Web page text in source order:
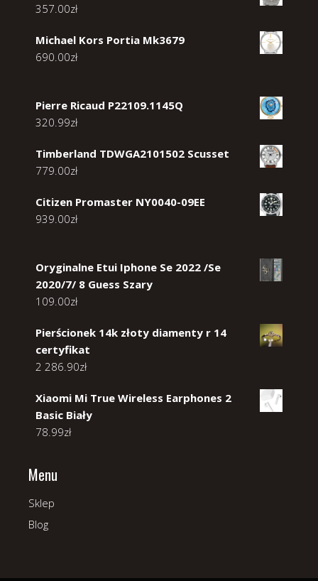
357.00zł
Michael Kors Portia Mk3679
690.00zł
Pierre Ricaud P22109.1145Q
320.99zł
Timberland TDWGA2101502 Scusset
779.00zł
Citizen Promaster NY0040-09EE
939.00zł
Oryginalne Etui Iphone Se 2022 /Se
2020/7/ 8 Guess Szary
109.00zł
Pierścionek 14k złoty diamenty r 14
certyfikat
2 286.90zł
Xiaomi Mi True Wireless Earphones 2
Basic Biały
78.99zł
Menu
Sklep
Blog